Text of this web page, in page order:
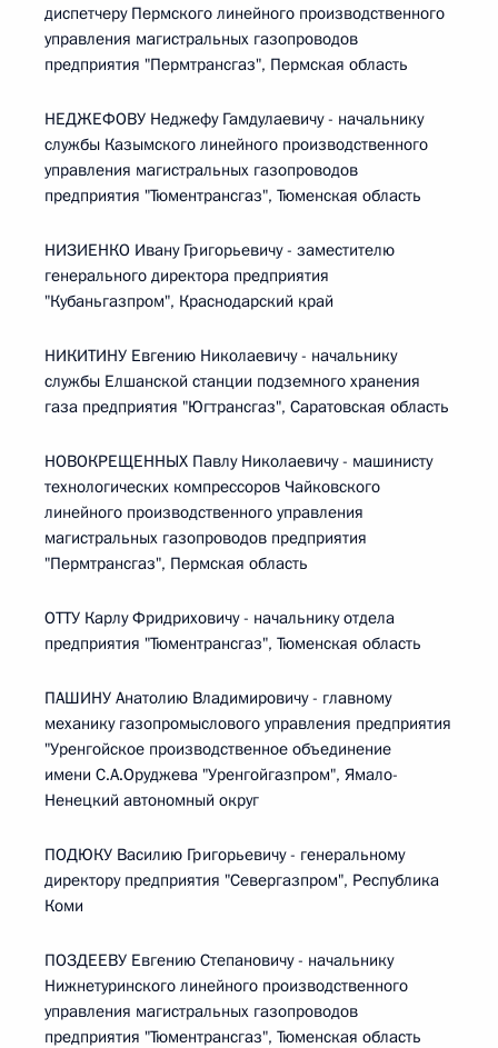
диспетчеру Пермского линейного производственного
управления магистральных газопроводов
предприятия "Пермтрансгаз", Пермская область
НЕДЖЕФОВУ Неджефу Гамдулаевичу - начальнику
службы Казымского линейного производственного
управления магистральных газопроводов
предприятия "Тюментрансгаз", Тюменская область
НИЗИЕНКО Ивану Григорьевичу - заместителю
генерального директора предприятия
"Кубаньгазпром", Краснодарский край
НИКИТИНУ Евгению Николаевичу - начальнику
службы Елшанской станции подземного хранения
газа предприятия "Югтрансгаз", Саратовская область
НОВОКРЕЩЕННЫХ Павлу Николаевичу - машинисту
технологических компрессоров Чайковского
линейного производственного управления
магистральных газопроводов предприятия
"Пермтрансгаз", Пермская область
ОТТУ Карлу Фридриховичу - начальнику отдела
предприятия "Тюментрансгаз", Тюменская область
ПАШИНУ Анатолию Владимировичу - главному
механику газопромыслового управления предприятия
"Уренгойское производственное объединение
имени С.А.Оруджева "Уренгойгазпром", Ямало-
Ненецкий автономный округ
ПОДЮКУ Василию Григорьевичу - генеральному
директору предприятия "Севергазпром", Республика
Коми
ПОЗДЕЕВУ Евгению Степановичу - начальнику
Нижнетуринского линейного производственного
управления магистральных газопроводов
предприятия "Тюментрансгаз", Тюменская область